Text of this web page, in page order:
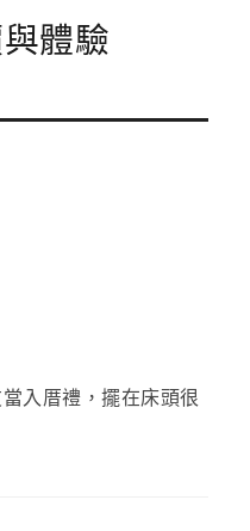
體驗
入厝禮，擺在床頭很